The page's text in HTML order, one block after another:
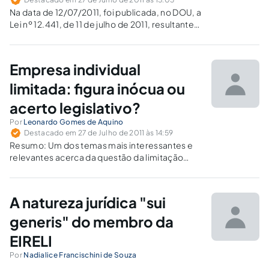
Na data de 12/07/2011, foi publicada, no DOU, a
Lei nº 12.441, de 11 de julho de 2011, resultante
Montes (DEM-MG), a qual permite a
responsabilidade limitada".…
Empresa individual
limitada: figura inócua ou
acerto legislativo?
Por Leonardo Gomes de Aquino
Destacado em 27 de Julho de 2011 às 14:59
Resumo: Um dos temas mais interessantes e
relevantes acerca da questão da limitação
do empresário individual. Assim, a Lei
individual na tentativa de inserir no
ordenamento jurídico…
A natureza jurídica "sui
generis" do membro da
EIRELI
Por Nadialice Francischini de Souza